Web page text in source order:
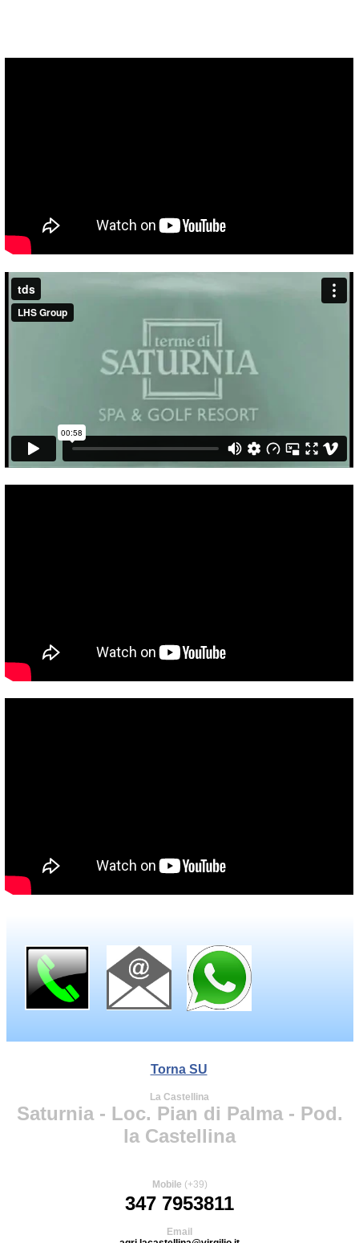
Torna SU
La Castellina
Saturnia - Loc. Pian di Palma - Pod.
la Castellina
Mobile (+39)
347 7953811
Email